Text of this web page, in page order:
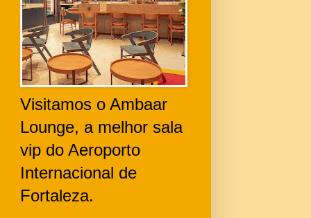
Visitamos o Ambaar
Lounge, a melhor sala
vip do Aeroporto
Internacional de
Fortaleza.